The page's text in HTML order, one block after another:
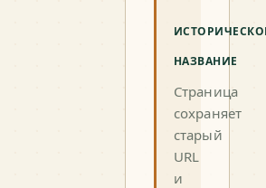
НАЗВАНИЕ
Страница
сохраняет
старый
URL
и